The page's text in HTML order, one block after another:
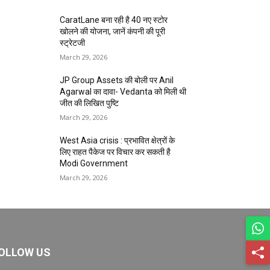
CaratLane बना रही है 40 नए स्टोर
खोलने की योजना, जानें कंपनी की पूरी
स्ट्रेटजी
March 29, 2026
JP Group Assets की बोली पर Anil
Agarwal का दावा- Vedanta को मिली थी
जीत की लिखित पुष्टि
March 29, 2026
West Asia crisis : प्रभावित क्षेत्रों के
लिए राहत पैकेज पर विचार कर सकती है
Modi Government
March 29, 2026
US